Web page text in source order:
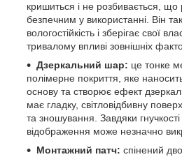
кришиться і не розбивається, що
безпечним у використанні. Він
вологостійкість і зберігає свої
тривалому впливі зовнішніх
Дзеркальний шар: це тонке
полімерне покриття, яке
основу та створює ефект
має гладку, світловідбивну
та зношування. Завдяки
відображення може незначно
Монтажний патч: спінений